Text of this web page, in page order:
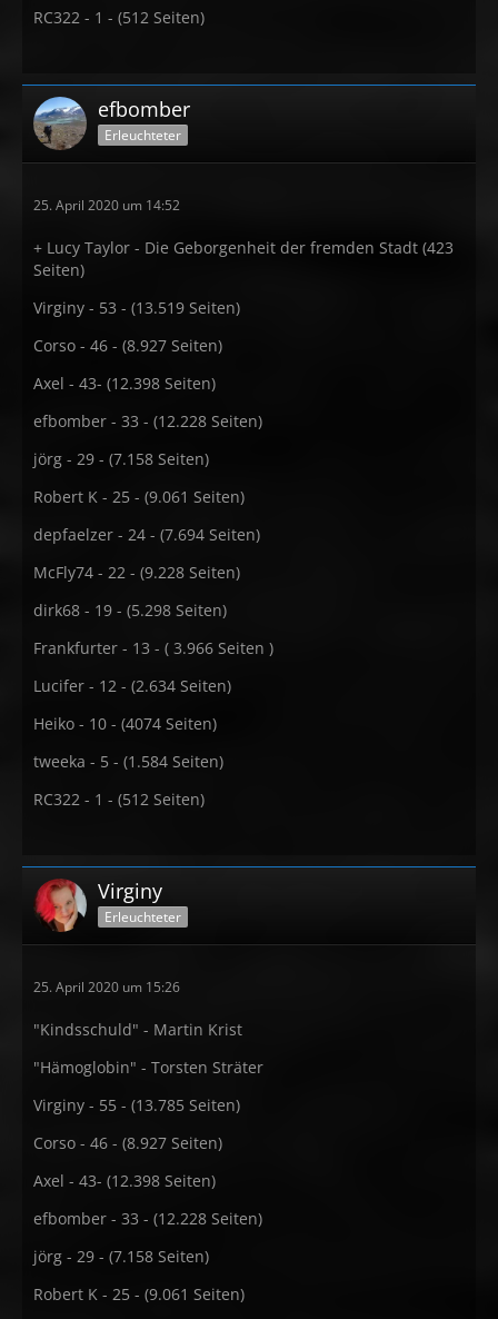
RC322 - 1 - (512 Seiten)
efbomber
Erleuchteter
25. April 2020 um 14:52
+ Lucy Taylor - Die Geborgenheit der fremden Stadt (423
Seiten)
Virginy - 53 - (13.519 Seiten)
Corso - 46 - (8.927 Seiten)
Axel - 43- (12.398 Seiten)
efbomber - 33 - (12.228 Seiten)
jörg - 29 - (7.158 Seiten)
Robert K - 25 - (9.061 Seiten)
depfaelzer - 24 - (7.694 Seiten)
McFly74 - 22 - (9.228 Seiten)
dirk68 - 19 - (5.298 Seiten)
Frankfurter - 13 - ( 3.966 Seiten )
Lucifer - 12 - (2.634 Seiten)
Heiko - 10 - (4074 Seiten)
tweeka - 5 - (1.584 Seiten)
RC322 - 1 - (512 Seiten)
Virginy
Erleuchteter
25. April 2020 um 15:26
"Kindsschuld" - Martin Krist
"Hämoglobin" - Torsten Sträter
Virginy - 55 - (13.785 Seiten)
Corso - 46 - (8.927 Seiten)
Axel - 43- (12.398 Seiten)
efbomber - 33 - (12.228 Seiten)
jörg - 29 - (7.158 Seiten)
Robert K - 25 - (9.061 Seiten)